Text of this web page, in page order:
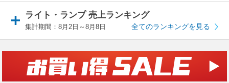
ライト・ランプ 売上ランキング
集計期間：8月2日～8月8日 全てのランキングを見る